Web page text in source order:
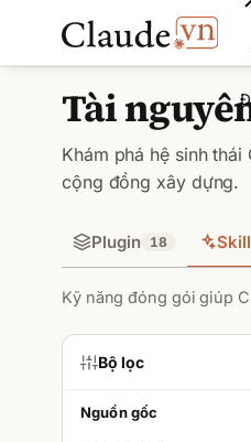
Tài
Khám phá hệ sinh
cộng đồng xây dựng.
Plugin 18 Skill
Kỹ năng đóng gói giúp
Bộ lọc
Nguồn gốc